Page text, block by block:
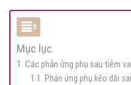
Mục lục
1. Các phản ứng phụ sau tiêm
1.1. Phản ứng phụ kéo dài